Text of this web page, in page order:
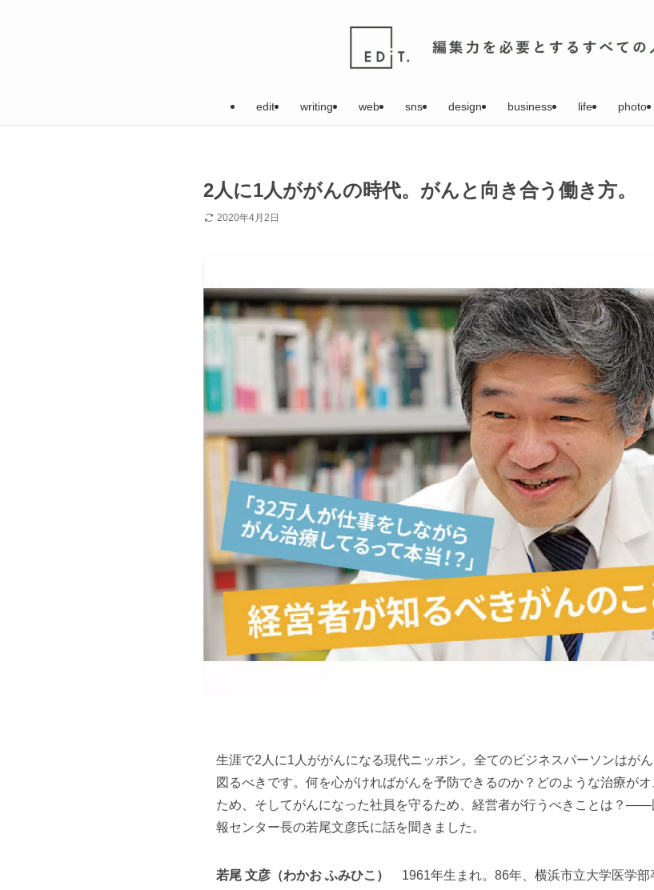
edit writing web sns design business life photo
2人に1人ががんの時代。がんと向き合う働き方。
2020年4月2日
生涯で2人に1人ががんになる現代ニッポン。全てのビジネスパーソンはが
図るべきです。何を心がければがんを予防できるのか？どのような治療が
ため、そしてがんになった社員を守るため、経営者が行うべきことは？
報センター長の若尾文彦氏に話を聞きました。
若尾 文彦（わかお ふみひこ） 1961年生まれ。86年、横浜市立大学医学